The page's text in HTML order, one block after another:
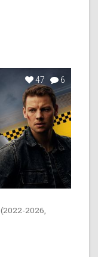
47 6
(2022-2026,